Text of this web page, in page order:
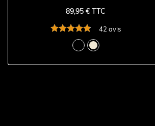
89,95 € TTC
42 avis